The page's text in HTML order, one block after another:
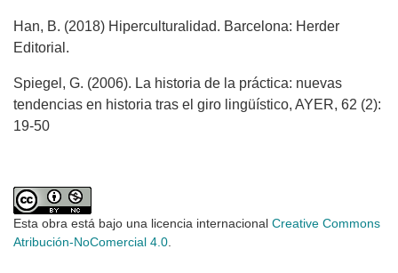
Han, B. (2018) Hiperculturalidad. Barcelona: Herder
Editorial.
Spiegel, G. (2006). La historia de la práctica: nuevas
tendencias en historia tras el giro lingüístico, AYER, 62 (2):
19-50
Esta obra está bajo una licencia internacional Creative Commons
Atribución-NoComercial 4.0.